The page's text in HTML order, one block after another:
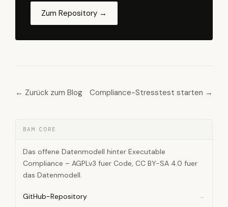
Zum Repository →
← Zurück zum Blog Compliance-Stresstest starten →
BAM CORE
Das offene Datenmodell hinter Executable
Compliance – AGPLv3 fuer Code, CC BY-SA 4.0 fuer
das Datenmodell.
GitHub-Repository